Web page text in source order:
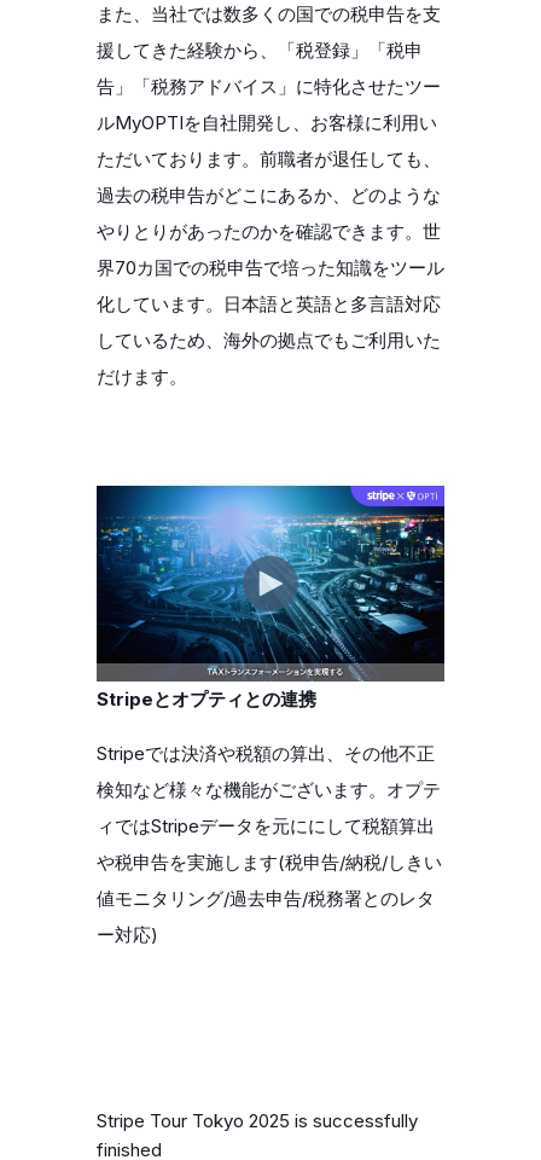
また、当社では数多くの国での税申告を支
援してきた経験から、「税登録」「税申
告」「税務アドバイス」に特化させたツー
ルMyOPTIを自社開発し、お客様に利用い
ただいております。前職者が退任しても、
過去の税申告がどこにあるか、どのような
やりとりがあったのかを確認できます。世
界70カ国での税申告で培った知識をツール
化しています。日本語と英語と多言語対応
しているため、海外の拠点でもご利用いた
だけます。
Stripeとオプティとの連携
Stripeでは決済や税額の算出、その他不正
検知など様々な機能がございます。オプテ
ィではStripeデータを元ににして税額算出
や税申告を実施します(税申告/納税/しきい
値モニタリング/過去申告/税務署とのレタ
ー対応)
Stripe Tour Tokyo 2025 is successfully
finished